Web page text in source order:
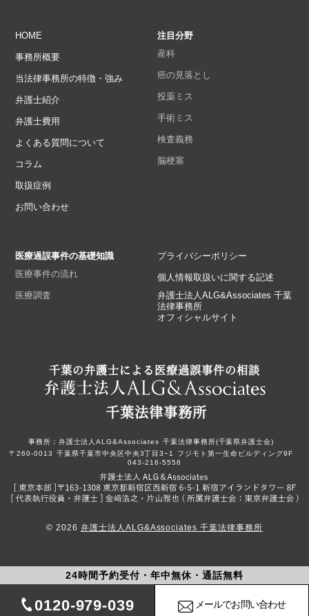
24時間予約受付・年中無休・通話無料
0120-979-039 メールでお問い合わせ
HOME
事務所概要
当法律事務所の特徴・強み
弁護士紹介
弁護士費用
よくある質問について
コラム
取扱症例
お問い合わせ
注目分野
産科
癌の見落とし
投薬ミス
手術ミス
検査義務
脳梗塞
医療過誤事件の基礎知識
医療事件の流れ
医療調査
プライバシーポリシー
個人情報取扱いに関する記述
弁護士法人ALG&Associates 千葉
法律事務所
オフィシャルサイト
千葉の弁護士による医療過誤事件の相談
千葉法律事務所
事務所： 弁護士法人ALG&Associates 千葉法律事務所(千葉県弁護士会)
〒260-0013
千葉県千葉市中央区中央3丁目3−1
フジモト第一生命ビルディング9F
043-216-5556
© 2026 弁護士法人ALG&Associates 千葉法律事務所